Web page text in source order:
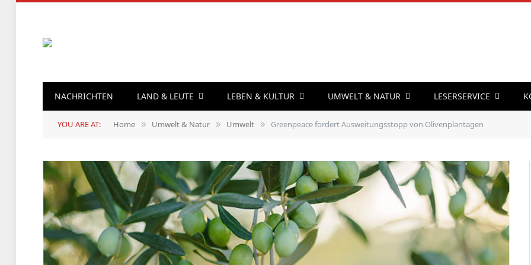
NACHRICHTEN LAND & LEUTE LEBEN & KULTUR UMWELT & NATUR LESERSERVICE
YOU ARE AT: Home » Umwelt & Natur » Umwelt » Greenpeace fordert Ausweitungsstopp von Olivenplantagen